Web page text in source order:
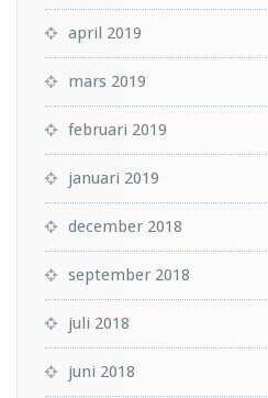
april 2019
mars 2019
februari 2019
januari 2019
december 2018
september 2018
juli 2018
juni 2018